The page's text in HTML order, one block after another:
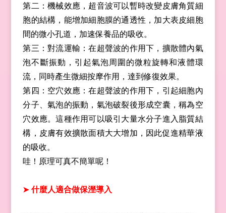
第二：機械效應，超音波可以暫時改變皮膚角質細
胞的結構，能增加細胞膜的通透性，加大表皮細胞
間的微小孔道，加速保養品的吸收。
第三：對流運輸：在超聲波的作用下，擴散體內氣
泡不斷振動，引起氣泡周圍的微粒旋轉和液體環
流，同時產生微細按摩作用，達到修復效果。
第四：空穴效應：在超聲波的作用下，引起細胞內
分子、氣泡的振動，氣泡破裂後形成空囊，稱為空
穴效應。這種作用可以吸引大量水分子進入脂質結
構，皮膚有效擴散面積大大增加，因此促進精華液
的吸收。
哇！原理可真不簡單呢！
➤什麼人適合做保溼導入